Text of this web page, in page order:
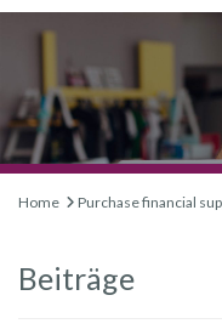
Home Purchase financial
Beiträge